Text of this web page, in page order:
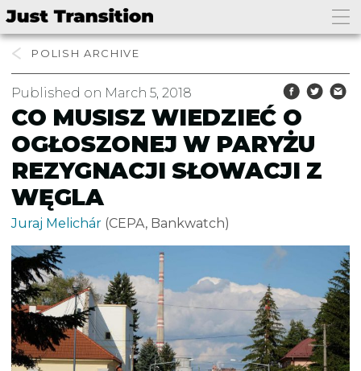
POLISH
Published on March 5, 2018
CO MUSISZ WIEDZIEĆ O
OGŁOSZONEJ W PARYŻU
REZYGNACJI SŁOWACJI Z
WĘGLA
Juraj Melichár (CEPA, Bankwatch)